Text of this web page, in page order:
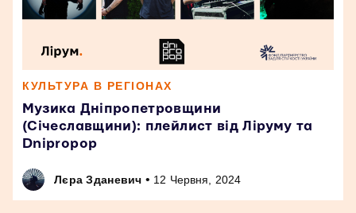
КУЛЬТУРА В РЕГІОНАХ
Музика Дніпропетровщини
(Січеславщини): плейлист від Ліруму та
Dnipropop
Лєра Зданевич • 12 Червня, 2024